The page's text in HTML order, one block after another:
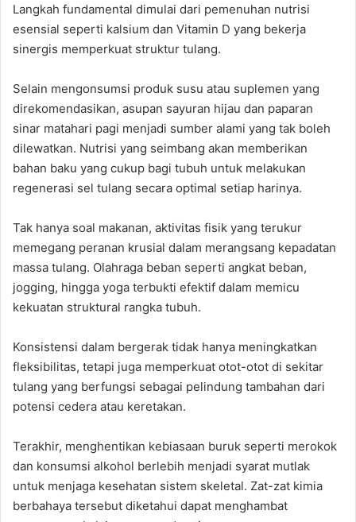
Langkah fundamental dimulai dari pemenuhan nutrisi
esensial seperti kalsium dan Vitamin D yang bekerja
sinergis memperkuat struktur tulang.
Selain mengonsumsi produk susu atau suplemen yang
direkomendasikan, asupan sayuran hijau dan paparan
sinar matahari pagi menjadi sumber alami yang tak boleh
dilewatkan. Nutrisi yang seimbang akan memberikan
bahan baku yang cukup bagi tubuh untuk melakukan
regenerasi sel tulang secara optimal setiap harinya.
Tak hanya soal makanan, aktivitas fisik yang terukur
memegang peranan krusial dalam merangsang kepadatan
massa tulang. Olahraga beban seperti angkat beban,
jogging, hingga yoga terbukti efektif dalam memicu
kekuatan struktural rangka tubuh.
Konsistensi dalam bergerak tidak hanya meningkatkan
fleksibilitas, tetapi juga memperkuat otot-otot di sekitar
tulang yang berfungsi sebagai pelindung tambahan dari
potensi cedera atau keretakan.
Terakhir, menghentikan kebiasaan buruk seperti merokok
dan konsumsi alkohol berlebih menjadi syarat mutlak
untuk menjaga kesehatan sistem skeletal. Zat-zat kimia
berbahaya tersebut diketahui dapat menghambat